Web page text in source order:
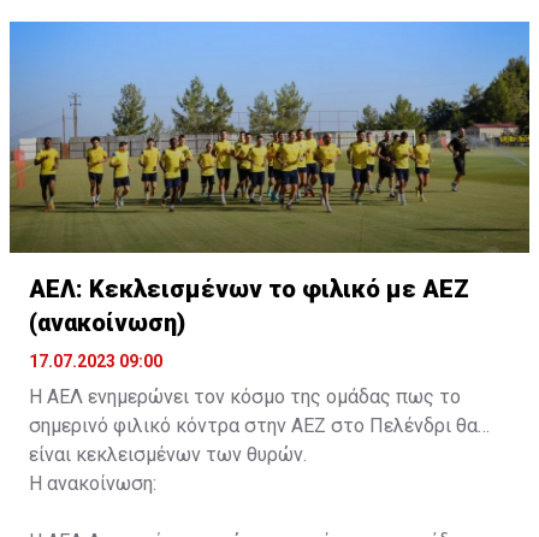
ονοματεπώνυμο, αριθμός πινακίδας αυτοκινήτου,
ΑΕΛ: Κεκλεισμένων το φιλικό με ΑΕΖ
(ανακοίνωση)
17.07.2023 09:00
Η ΑΕΛ ενημερώνει τον κόσμο της ομάδας πως το
σημερινό φιλικό κόντρα στην ΑΕΖ στο Πελένδρι θα
είναι κεκλεισμένων των θυρών.
Η ανακοίνωση: